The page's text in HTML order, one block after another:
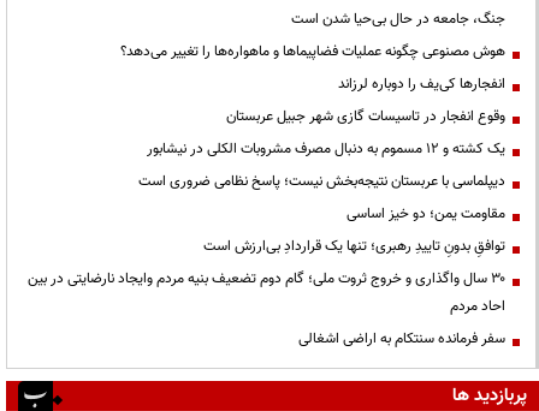
جنگ، جامعه در حال بی‌حیا شدن است
هوش مصنوعی چگونه عملیات فضاپیماها و ماهواره‌ها را تغییر می‌دهد؟
انفجارها کی‌یف را دوباره لرزاند
وقوع انفجار در تاسیسات گازی شهر جبیل عربستان
یک کشته و ۱۲ مسموم به دنبال مصرف مشروبات الکلی در نیشابور
دیپلماسی با عربستان نتیجه‌بخش نیست؛ پاسخ نظامی ضروری است
مقاومت یمن؛ دو خیز اساسی
توافقِ بدونِ تاییدِ رهبری؛ تنها یک قراردادِ بی‌ارزش است
۳۰ سال واگذاری و خروج ثروت ملی؛ گام دوم تضعیف بنیه مردم وایجاد نارضایتی در بین
احاد مردم
سفر فرمانده سنتکام به اراضی اشغالی
پربازدید ها